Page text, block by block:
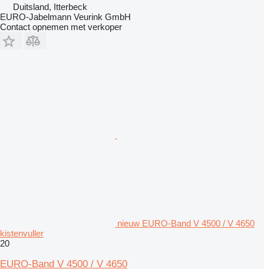
Duitsland, Itterbeck
EURO-Jabelmann Veurink GmbH
Contact opnemen met verkoper
nieuw EURO-Band V 4500 / V 4650
kistenvuller
20
EURO-Band V 4500 / V 4650